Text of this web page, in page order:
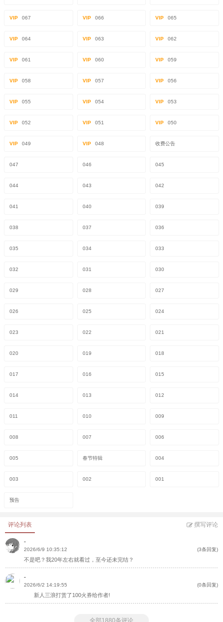
VIP 067 VIP 066 VIP 065
VIP 064 VIP 063 VIP 062
VIP 061 VIP 060 VIP 059
VIP 058 VIP 057 VIP 056
VIP 055 VIP 054 VIP 053
VIP 052 VIP 051 VIP 050
VIP 049 VIP 048 收费公告
047 046 045
044 043 042
041 040 039
038 037 036
035 034 033
032 031 030
029 028 027
026 025 024
023 022 021
020 019 018
017 016 015
014 013 012
011 010 009
008 007 006
005 春节特辑 004
003 002 001
预告
评论列表 撰写评论
-
2026/6/9 10:35:12 (3条回复)
不是吧？我20年左右就看过，至今还未完结？
-
2026/6/2 14:19:55 (0条回复)
新人三浪打赏了100火券给作者!
全部1880条评论